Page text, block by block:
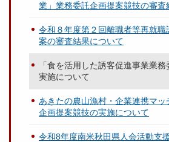
業」業務委託企画提案競技の審査
令和８年度第２回離職者等再就
案の審査結果について
「食を活用した誘客促進事業業
実施について
あきたの農山漁村・企業連携マ
企画提案競技の実施について
令和8年度南米秋田県人会活動支